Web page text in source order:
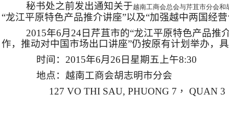
秘书处之前发出通知关于越南工商会总会与芹苴市分会和
“龙江平原特色产品推介讲座”以及“加强越中两国经
2015年6月 24日芹苴市的“龙江平原特色产品推
作， 推动对中国市场出口讲座”仍按原有计划举办，
时间： 2015年6月 26 日星期五上午8:30
地点：越南工商会胡志明市分会
127 VO THI SAU, PHUONG 7 ， QUAN 3